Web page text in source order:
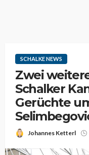
SCHALKE NEWS
Zwei
Schalker
Gerüchte
Johannes Ketterl